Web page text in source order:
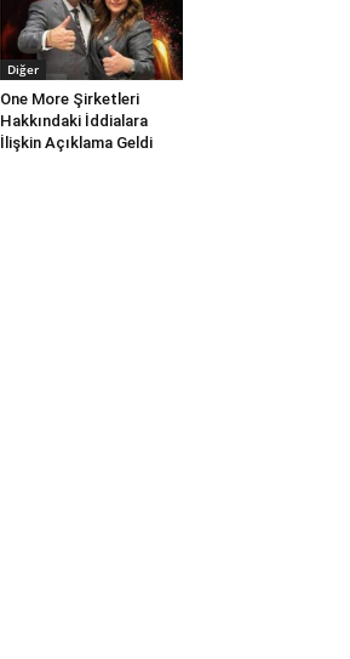
Diğer
One More Şirketleri
Hakkındaki İddialara
İlişkin Açıklama Geldi